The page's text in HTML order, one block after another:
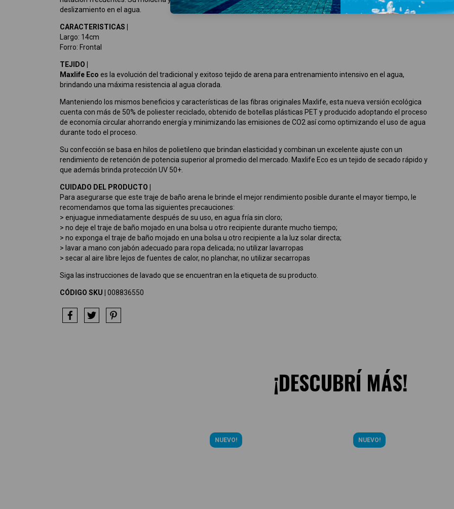
deslizamiento en el agua.
CARACTERISTICAS |
Largo: 14cm
Forro: Frontal
TEJIDO |
Maxlife Eco es la evolución del tradicional y exitoso tejido de arena para entrenamiento intensivo en el agua,
brindando una máxima resistencia al agua clorada.
Manteniendo los mismos beneficios y características de las fibras originales Maxlife, esta nueva versión ecológica
cuenta con más de 50% de poliester reciclado, obtenido de botellas plásticas PET y producido adoptando el proceso
de economía circular ahorrando energía y minimizando las emisiones de CO2 así como optimizando el uso de agua
durante todo el proceso.
Su confección se basa en hilos de polietileno que brindan elasticidad y combinan un excelente ajuste con un
rendimiento de retención de potencia superior al promedio del mercado. Maxlife Eco es un tejido de secado rápido y
que además brinda protección UV 50+.
CUIDADO DEL PRODUCTO |
Para asegurarse que este traje de baño arena le brinde el mejor rendimiento posible durante el mayor tiempo, le
recomendamos que toma las siguientes precauciones:
> enjuague inmediatamente después de su uso, en agua fría sin cloro;
> no deje el traje de baño mojado en una bolsa u otro recipiente durante mucho tiempo;
> no exponga el traje de baño mojado en una bolsa u otro recipiente a la luz solar directa;
> lavar a mano con jabón adecuado para ropa delicada; no utilizar lavarropas
> secar al aire libre lejos de fuentes de calor, no planchar, no utilizar secarropas
Siga las instrucciones de lavado que se encuentran en la etiqueta de su producto.
CÓDIGO SKU | 008836550
¡DESCUBRÍ MÁS!
NUEVO! NUEVO!